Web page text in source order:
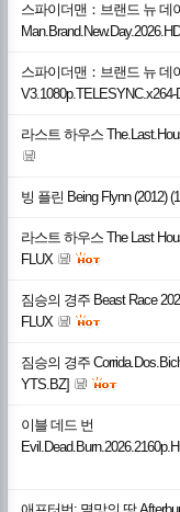
스파이더맨：브랜드 뉴 데
스파이더맨：브랜드 뉴 데
V3.1080p.TELESYNC.x264-
라스트 하우스
빙 플린 Being Flynn (2012)
라스트 하우스 The Last
FLUX
짐승의 경주 Beast Race
FLUX
짐승의 경주
YTS.BZ]
이블 데드 번